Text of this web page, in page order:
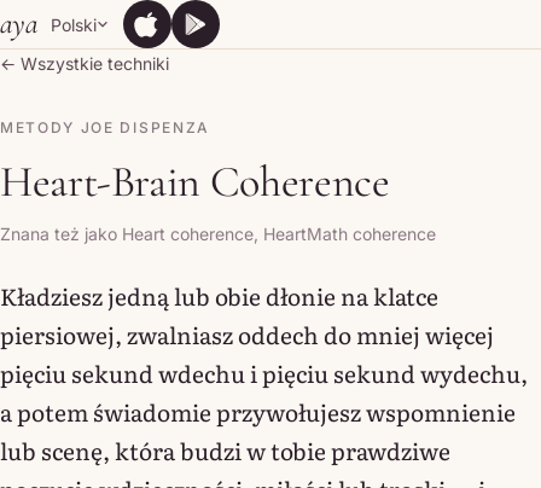
Skip to content
aya Polski App Store
App StoreGoogle Play
Google Play
← Wszystkie techniki
METODY JOE DISPENZA
Heart-Brain Coherence
Znana też jako Heart coherence, HeartMath coherence
Kładziesz jedną lub obie dłonie na klatce
piersiowej, zwalniasz oddech do mniej więcej
pięciu sekund wdechu i pięciu sekund wydechu,
a potem świadomie przywołujesz wspomnienie
lub scenę, która budzi w tobie prawdziwe